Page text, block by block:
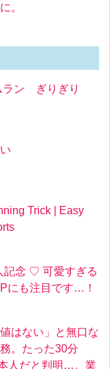
。
ラン ぎりぎり
Trick
| Easy
記念 ♡ 可愛すぎる
にも注目です…！
はない」と無口な
。たった30分
人だと判明…。業